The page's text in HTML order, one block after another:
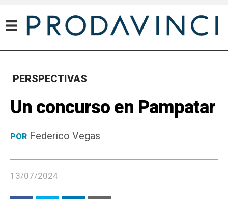
PERSPECTIVAS
Un concurso en Pampatar
POR Federico Vegas
13/07/2024